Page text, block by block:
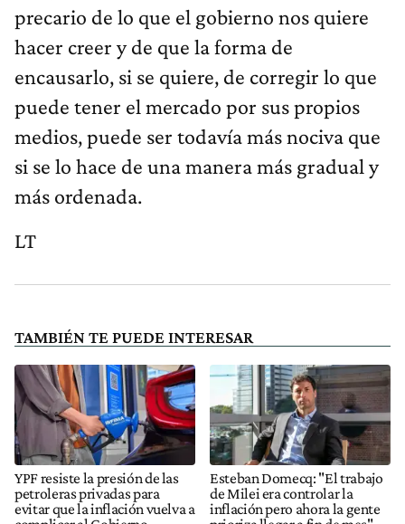
precario de lo que el gobierno nos quiere
hacer creer y de que la forma de
encausarlo, si se quiere, de corregir lo que
puede tener el mercado por sus propios
medios, puede ser todavía más nociva que
si se lo hace de una manera más gradual y
más ordenada.
LT
TAMBIÉN TE PUEDE INTERESAR
YPF resiste la presión de las
petroleras privadas para
evitar que la inflación vuelva a
Esteban Domecq: "El trabajo
de Milei era controlar la
inflación pero ahora la gente